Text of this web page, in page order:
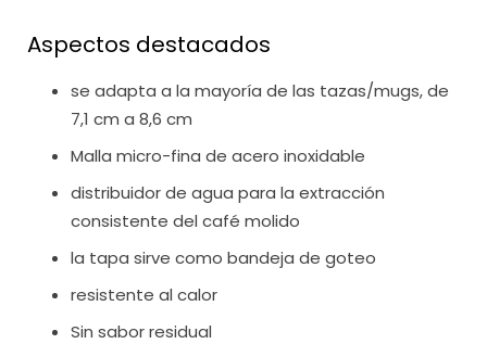
Aspectos destacados
se adapta a la mayoría de las tazas/mugs, de
7,1 cm a 8,6 cm
Malla micro-fina de acero inoxidable
distribuidor de agua para la extracción
consistente del café molido
la tapa sirve como bandeja de goteo
resistente al calor
Sin sabor residual